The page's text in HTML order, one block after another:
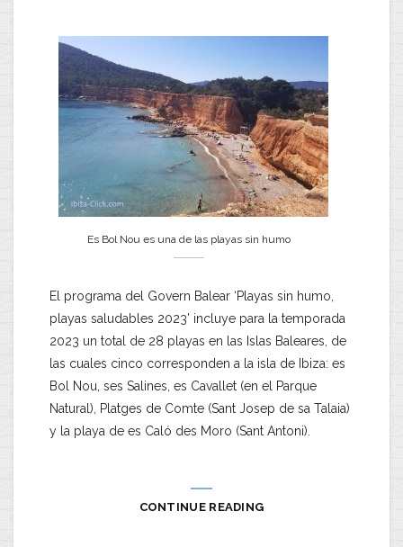
Es Bol Nou es una de las playas sin humo
El programa del Govern Balear ‘Playas sin humo,
playas saludables 2023’ incluye para la temporada
2023 un total de 28 playas en las Islas Baleares, de
las cuales cinco corresponden a la isla de Ibiza: es
Bol Nou, ses Salines, es Cavallet (en el Parque
Natural), Platges de Comte (Sant Josep de sa Talaia)
y la playa de es Caló des Moro (Sant Antoni).
CONTINUE READING